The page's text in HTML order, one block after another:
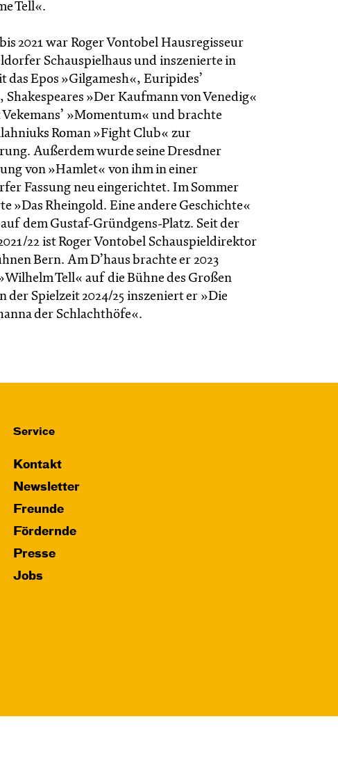
Tell«.
2021 war Roger Vontobel Hausregisseur
Schauspielhaus und inszenierte in
das Epos »Gilgamesh«, Euripides’
Shakespeares »Der Kaufmann von Venedig«
Vekemans’ »Momentum« und brachte
Roman »Fight Club« zur
Außerdem wurde seine Dresdner
von »Hamlet« von ihm in einer
Fassung neu eingerichtet. Im Sommer
»Das Rheingold. Eine andere Geschichte«
dem Gustaf-Gründgens-Platz. Seit der
22 ist Roger Vontobel Schauspieldirektor
Bern. Am D’haus brachte er 2023
Tell« auf die Bühne des Großen
der Spielzeit 2024/25 inszeniert er »Die
der Schlachthöfe«.
Service
Kontakt
Newsletter
Freunde
Fördernde
Presse
Jobs